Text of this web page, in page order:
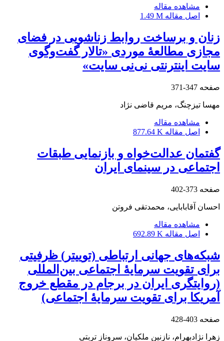
مشاهده مقاله
اصل مقاله 1.49 M
زنان و برساخت روابط زناشویی در فضای
مجازی مطالعۀ موردی «تالار گفت‌وگوی
سایت اینترنتی نی‌نی سایت»
صفحه 347-371
مهسا تیزچنگ، مریم قاضی نژاد
مشاهده مقاله
اصل مقاله 877.64 K
گفتمان عدالت‌خواه و بازنمایی طبقات
اجتماعی در سینمای ایران
صفحه 373-402
احسان آقابابایی، محمدتقی فروتن
مشاهده مقاله
اصل مقاله 692.89 K
شبکه‌های جهانی ارتباطی (توییتر) ظرفیتی
برای تقویت سرمایۀ اجتماعی بین‌المللی
(روایتگری ایران در برجام در مقطع خروج
آمریکا برای تقویت سرمایۀ اجتماعی)
صفحه 403-428
زهرا نژادبهرام، نازنین ملکیان، سروناز تربتی